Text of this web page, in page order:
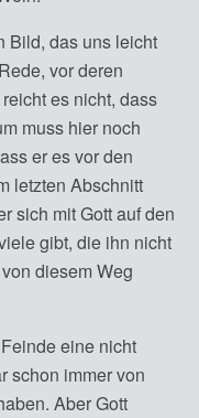
Bild, das uns leicht
vor deren
es nicht, dass
muss hier noch
er es vor den
letzten Abschnitt
sich mit Gott auf den
gibt, die ihn nicht
diesem Weg
eine nicht
schon immer von
Aber Gott